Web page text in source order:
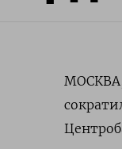
МОСКВА,